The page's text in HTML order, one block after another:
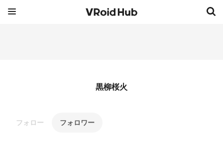
黒柳桜火
フォロー フォロワー